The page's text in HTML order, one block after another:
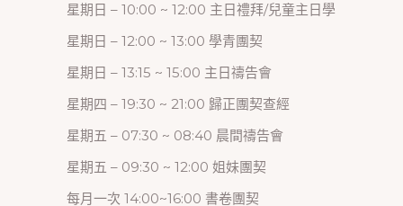
星期日 – 10:00 ~ 12:00 主日禮拜/兒童主日學
星期日 – 12:00 ~ 13:00 學青團契
星期日 – 13:15 ~ 15:00 主日禱告會
星期四 – 19:30 ~ 21:00 歸正團契查經
星期五 – 07:30 ~ 08:40 晨間禱告會
星期五 – 09:30 ~ 12:00 姐妹團契
每月一次 14:00~16:00 書卷團契